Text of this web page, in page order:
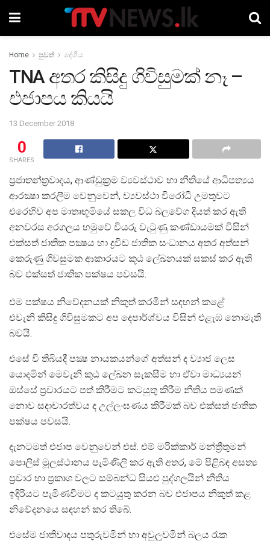
Home පුවත් දේශීය
TNA අතර කිසිදු ගිවිසුමක් නෑ –
එජාපය කියයි
13 December 2018
0
SHARES
ප්‍රජාතන්ත්‍රවාදය, ආණ්ඩුක්‍රම ව්‍යවස්ථාව හා නීතියේ ආධිපත්‍යය
ආරක්‍ෂා කරලීම වෙනුවෙන්, ව්‍යවස්ථා විරෝධී උමතුවට
එරෙහිව අප මාතෘභූමියේ සකල විධ බලවේග දියත් කර ඇති
අනවරස අරගලය හමුවේ වියරු වැටුණු කණ්ඩායමක් විසින්
එක්සත් ජාතික පක්‍ෂය හා ද්‍රවිඩ ජාතික සංධානය අතර අත්සන්
කෙරුණු ගිවසුමක ආකාරයට කූඨ ලේඛනයක් සකස් කර ඇති
බව එක්සත් ජාතික පක්ෂය පවසයි.
එම පක්ෂය නිවේදනයක් නිකුත් කරමින් සඳහන් කළේ
එවැනි කිසිදු ගිවිසුමකට අප දෙපාර්ශ්වය විසින් එළැඹ නොමැති
බවයි.
එසේ වී තිබියදී පක්‍ෂ නායකයන්ගේ අත්සන් ද ව්‍යාජ ලෙස
යොදමින් මෙවැනි කුඨ ලේඛන සැකසීම හා ඒවා මාධ්‍යයන්
ඔස්සේ ප්‍රචාරයට පත් කිරීමට කටයුතු කිරීම නීතිය පමණක්
නොව සදාචාරත්වය ද උල්ලංඝණය කිරීමක් බව එක්සත් ජාතික
පක්ෂය පවසයි.
දැනටමත් එජාප වෙනුවෙන් එස්. එම් මරික්කාර් මන්ත්‍රීතුමන්
පොලිස් මූලස්ථානය පැමිණිලි කර ඇති අතර, මේ පිළිබඳ අසත්‍ය
ප්‍රචාර හා ප්‍රකාශ වලට සම්බන්ධ සියළු පුද්ගලයින් නීතිය
ඉදිරියට පැමිණවීමට ද කටයුතු කරන බව එජාපය නිකුත් කළ
නිවේදනයෙ සඳහන් කර තිබේ.
එසේම ජාතිවාදය පතුරුවමින් හා අවුලූවමින් බලය රැක